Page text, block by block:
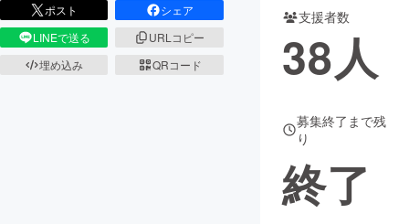
ポスト
シェア
LINEで送る
URLコピー
埋め込み
QRコード
支援者数
38人
募集終了まで残
り
終了